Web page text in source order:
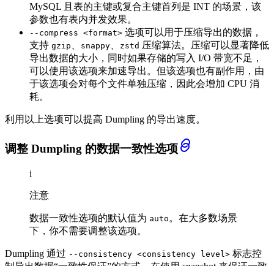
MySQL 且表的主键或复合主键首列是 INT 的场景，该
参数也有表内并发效果。
--compress <format> 选项可以用于压缩导出的数据，
支持 gzip 、 snappy、 zstd 压缩算法。压缩可以显著降低
导出数据的大小，同时如果存储的写入 I/O 带宽不足，
可以使用该选项来加速导出。但该选项也有副作用，由
于该选项会对每个文件单独压缩，因此会增加 CPU 消
耗。
利用以上选项可以提高 Dumpling 的导出速度。
调整 Dumpling 的数据一致性选项
i
注意
数据一致性选项的默认值为 auto 。在大多数场景
下，你不需要调整该选项。
Dumpling 通过 --consistency <consistency level> 标志控